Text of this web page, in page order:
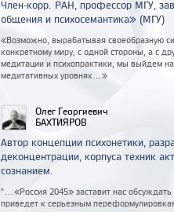
Член-корр. РАН, профессор МГУ,
общения и психосемантика» (МГУ)
«Возможно, вырабатывая своеобразную
конкретному миру, с одной стороны, а с
медитации и психопрактики, мы выйдем
медитативных уровнях...»
Олег Георгиевич
БАХТИЯРОВ
Автор концепции психонетики,
деконцентрации, корпуса техник
сознанием.
"...«Россия 2045» заставит нас
приведет к серьезным